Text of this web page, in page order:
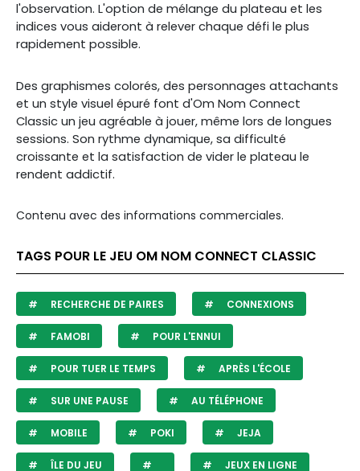
l'observation. L'option de mélange du plateau et les
indices vous aideront à relever chaque défi le plus
rapidement possible.
Des graphismes colorés, des personnages attachants
et un style visuel épuré font d'Om Nom Connect
Classic un jeu agréable à jouer, même lors de longues
sessions. Son rythme dynamique, sa difficulté
croissante et la satisfaction de vider le plateau le
rendent addictif.
Contenu avec des informations commerciales.
TAGS POUR LE JEU OM NOM CONNECT CLASSIC
RECHERCHE DE PAIRES CONNEXIONS
FAMOBI POUR L'ENNUI
POUR TUER LE TEMPS APRÈS L'ÉCOLE
SUR UNE PAUSE AU TÉLÉPHONE
MOBILE POKI JEJA
ÎLE DU JEU JEUX EN LIGNE